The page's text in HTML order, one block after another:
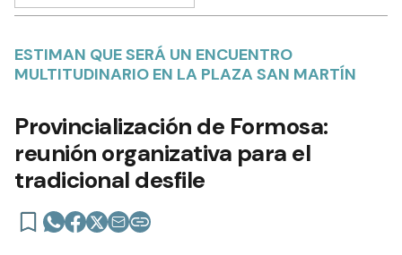
ESTIMAN QUE SERÁ UN ENCUENTRO
MULTITUDINARIO EN LA PLAZA SAN MARTÍN
Provincialización de Formosa:
reunión organizativa para el
tradicional desfile